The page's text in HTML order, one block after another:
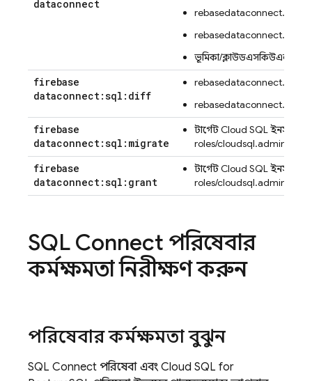
dataconnect
ভূমিকা/ক্লাউডএসকিউএল
firebase
dataconnect:sql:diff
firebase
dataconnect:sql:migrate
টার্গেটCloud SQLইনস্ট্যান্সে
roles/cloudsql.admin
firebase
dataconnect:sql:grant
টার্গেটCloud SQLইনস্ট্যান্সে
roles/cloudsql.admin
SQL Connect পরিষেবার
কর্মক্ষমতা নিরীক্ষণ করুন
পরিষেবার কর্মক্ষমতা বুঝুন
SQL Connect পরিষেবা এবং Cloud SQL for